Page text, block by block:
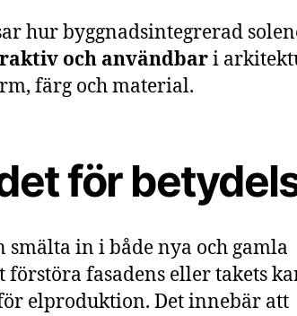
hur byggnadsintegrerad
och användbari
färg och material.
för
smälta in i både nya och gamla
förstöra fasadens eller takets
elproduktion. Det innebär att